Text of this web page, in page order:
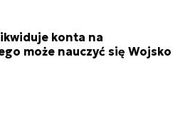
konta na
może nauczyć się Wojsko